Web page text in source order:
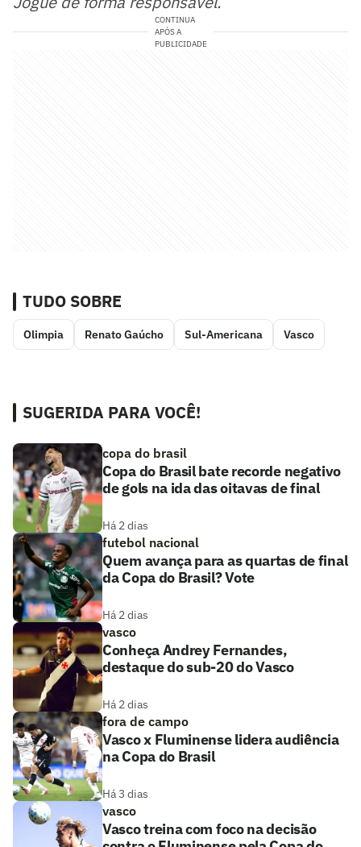
CONTINUA
APÓS A
PUBLICIDADE
TUDO SOBRE
Olimpia Renato Gaúcho Sul-Americana Vasco
SUGERIDA PARA VOCÊ!
copa do brasil
Copa do Brasil bate recorde negativo
de gols na ida das oitavas de final
Há 2 dias
futebol nacional
Quem avança para as quartas de final
da Copa do Brasil? Vote
Há 2 dias
vasco
Conheça Andrey Fernandes,
destaque do sub-20 do Vasco
Há 2 dias
fora de campo
Vasco x Fluminense lidera audiência
na Copa do Brasil
Há 3 dias
vasco
Vasco treina com foco na decisão